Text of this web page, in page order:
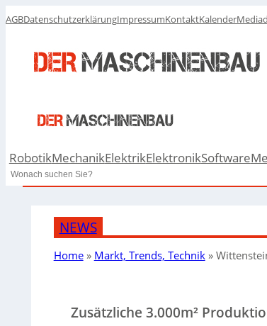
AGBDatenschutzerklärungImpressumKontaktKalender
RobotikMechanikElektrikElektronikSoftware
Search
NEWS
Home» Markt, Trends, Technik»
Zusätzliche 3.000m²